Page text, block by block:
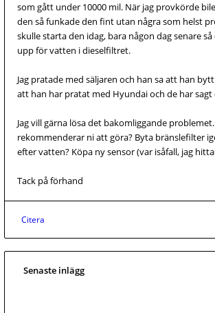
som gått under 10000 mil. När jag provkörde
den så funkade den fint utan några som helst
skulle starta den idag, bara någon dag senare
upp för vatten i dieselfiltret.
Jag pratade med säljaren och han sa att han
att han har pratat med Hyundai och de har sagt
Jag vill gärna lösa det bakomliggande
rekommenderar ni att göra? Byta bränslefilter
efter vatten? Köpa ny sensor (var isåfall, jag
Tack på förhand
Citera
Senaste inlägg